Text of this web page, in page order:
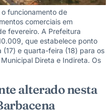
funcionamento de
comerciais em
fevereiro. A Prefeitura
que estabelece ponto
e quarta-feira (18) para os
Direta e Indireta. Os
alterado nesta